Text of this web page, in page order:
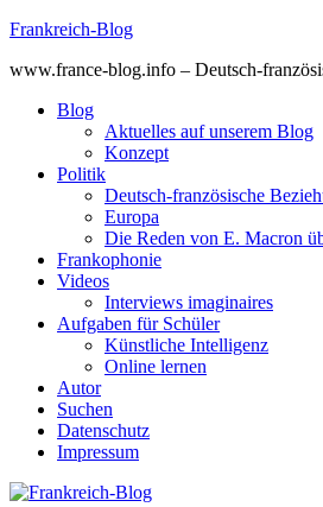
Skip
content
Frankreich-Blog
www.france-blog.info – Deutsch-
Blog
Aktuelles auf unserem Blog
Konzept
Politik
Deutsch-französische
Europa
Die Reden von E. Macron
Frankophonie
Videos
Interviews imaginaires
Aufgaben für Schüler
Künstliche Intelligenz
Online lernen
Autor
Suchen
Datenschutz
Impressum